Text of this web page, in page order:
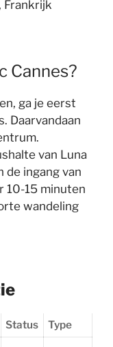
Frankrijk
Cannes?
ga je eerst
Daarvandaan
van Luna
de ingang van
10-15 minuten
wandeling
Status Type